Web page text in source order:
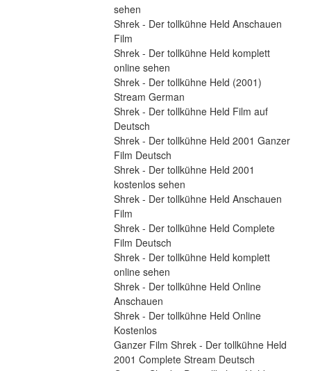
sehen
Shrek - Der tollkühne Held Anschauen
Film
Shrek - Der tollkühne Held komplett
online sehen
Shrek - Der tollkühne Held (2001)
Stream German
Shrek - Der tollkühne Held Film auf
Deutsch
Shrek - Der tollkühne Held 2001 Ganzer
Film Deutsch
Shrek - Der tollkühne Held 2001
kostenlos sehen
Shrek - Der tollkühne Held Anschauen
Film
Shrek - Der tollkühne Held Complete
Film Deutsch
Shrek - Der tollkühne Held komplett
online sehen
Shrek - Der tollkühne Held Online
Anschauen
Shrek - Der tollkühne Held Online
Kostenlos
Ganzer Film Shrek - Der tollkühne Held
2001 Complete Stream Deutsch